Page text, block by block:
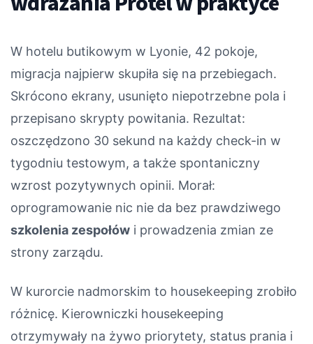
W hotelu butikowym w Lyonie, 42 pokoje,
migracja najpierw skupiła się na przebiegach.
Skrócono ekrany, usunięto niepotrzebne pola i
przepisano skrypty powitania. Rezultat:
oszczędzono 30 sekund na każdy check-in w
tygodniu testowym, a także spontaniczny
wzrost pozytywnych opinii. Morał:
oprogramowanie nic nie da bez prawdziwego
szkolenia zespołów i prowadzenia zmian ze
strony zarządu.
W kurorcie nadmorskim to housekeeping zrobiło
różnicę. Kierowniczki housekeeping
otrzymywały na żywo priorytety, status prania i